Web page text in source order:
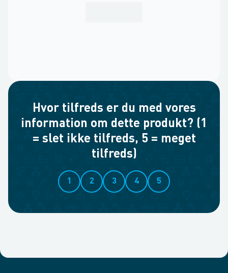
Hvor tilfreds er du med vores
information om dette produkt? (1
= slet ikke tilfreds, 5 = meget
tilfreds)
1 2 3 4 5